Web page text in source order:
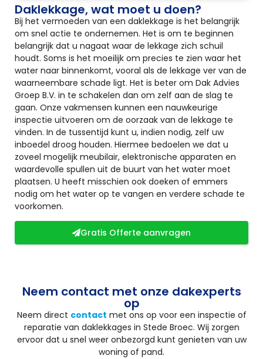
Daklekkage, wat moet u doen?
Bij het vermoeden van een daklekkage is het belangrijk
om snel actie te ondernemen. Het is om te beginnen
belangrijk dat u nagaat waar de lekkage zich schuil
houdt. Soms is het moeilijk om precies te zien waar het
water naar binnenkomt, vooral als de lekkage ver van de
waarneembare schade ligt. Het is beter om Dak Advies
Groep B.V. in te schakelen dan om zelf aan de slag te
gaan. Onze vakmensen kunnen een nauwkeurige
inspectie uitvoeren om de oorzaak van de lekkage te
vinden. In de tussentijd kunt u, indien nodig, zelf uw
inboedel droog houden. Hiermee bedoelen we dat u
zoveel mogelijk meubilair, elektronische apparaten en
waardevolle spullen uit de buurt van het water moet
plaatsen. U heeft misschien ook doeken of emmers
nodig om het water op te vangen en verdere schade te
voorkomen.
Gratis Offerte aanvragen
Neem contact met onze dakexperts
op
Neem direct contact met ons op voor een inspectie of
reparatie van daklekkages in Stede Broec. Wij zorgen
ervoor dat u snel weer onbezorgd kunt genieten van uw
woning of pand.